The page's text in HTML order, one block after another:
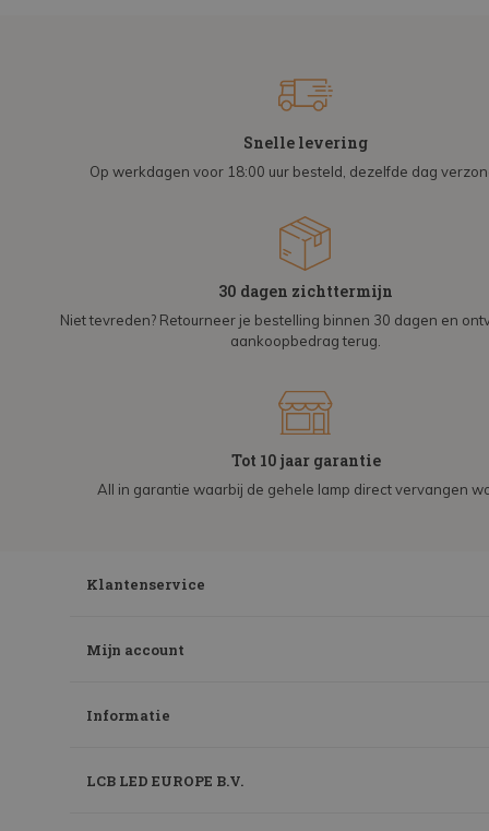
Snelle levering
Op werkdagen voor 18:00 uur besteld, dezelfde dag
30 dagen zichttermijn
Niet tevreden? Retourneer je bestelling binnen 30 dagen en
aankoopbedrag terug.
Tot 10 jaar garantie
All in garantie waarbij de gehele lamp direct vervangen
Klantenservice
Mijn account
Informatie
LCB LED EUROPE B.V.